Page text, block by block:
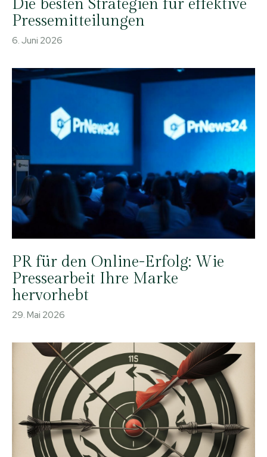
Die besten Strategien für effektive
Pressemitteilungen
6. Juni 2026
PR für den Online-Erfolg: Wie
Pressearbeit Ihre Marke
hervorhebt
29. Mai 2026